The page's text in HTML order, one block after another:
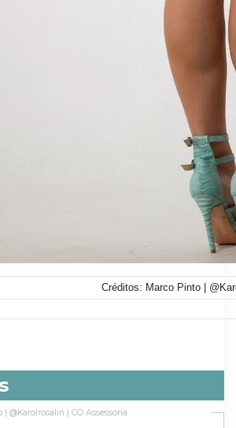
Créditos: Marco Pinto |
@Karolrosalin | CO Assessoria